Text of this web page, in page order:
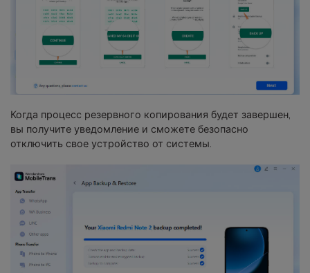
Когда процесс резервного копирования будет завершен,
вы получите уведомление и сможете безопасно
отключить свое устройство от системы.